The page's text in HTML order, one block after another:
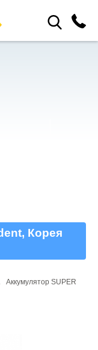
Корея
Аккумулятор SUPER